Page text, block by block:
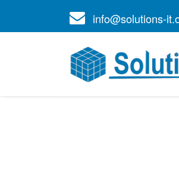
info@solutions-it.co.il